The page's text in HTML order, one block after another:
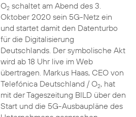
O2schaltet am Abend des 3.
Oktober 2020 sein 5G-Netz ein
und startet damit den Datenturbo
für die Digitalisierung
Deutschlands. Der symbolische Akt
wird ab 18 Uhr live im Web
übertragen. Markus Haas, CEO von
Telefónica Deutschland / O2, hat
mit der Tageszeitung BILD über den
Start und die 5G-Ausbaupläne des